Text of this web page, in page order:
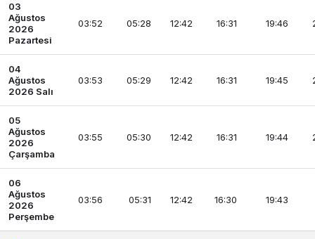
03
Ağustos
2026
Pazartesi
03:52 05:28 12:42 16:31 19:46
04
Ağustos
2026 Salı
03:53 05:29 12:42 16:31 19:45
05
Ağustos
2026
Çarşamba
03:55 05:30 12:42 16:31 19:44
06
Ağustos
2026
Perşembe
03:56 05:31 12:42 16:30 19:43